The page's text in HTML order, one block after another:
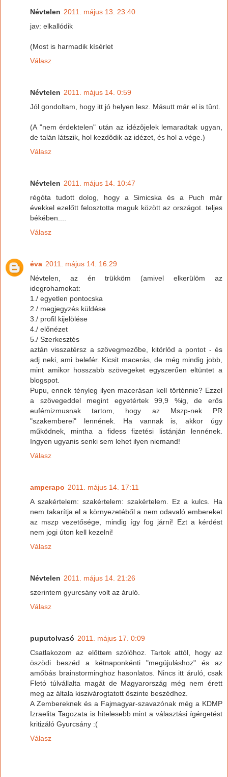
Névtelen 2011. május 13. 23:40
jav: elkallódik
(Most is harmadik kísérlet
Válasz
Névtelen 2011. május 14. 0:59
Jól gondoltam, hogy itt jó helyen lesz. Másutt már el is tûnt.
(A "nem érdektelen" után az idézôjelek lemaradtak ugyan,
de talán látszik, hol kezdôdik az idézet, és hol a vége.)
Válasz
Névtelen 2011. május 14. 10:47
régóta tudott dolog, hogy a Simicska és a Puch már
évekkel ezelőtt felosztotta maguk között az országot. teljes
békében....
Válasz
éva 2011. május 14. 16:29
Névtelen, az én trükköm (amivel elkerülöm az
idegrohamokat:
1./ egyetlen pontocska
2./ megjegyzés küldése
3./ profil kijelölése
4./ előnézet
5./ Szerkesztés
aztán visszatérsz a szövegmezőbe, kitörlöd a pontot - és
adj neki, ami belefér. Kicsit macerás, de még mindig jobb,
mint amikor hosszabb szövegeket egyszerűen eltüntet a
blogspot.
Pupu, ennek tényleg ilyen macerásan kell történnie? Ezzel
a szövegeddel megint egyetértek 99,9 %ig, de erős
eufémizmusnak tartom, hogy az Mszp-nek PR
"szakemberei" lennének. Ha vannak is, akkor úgy
működnek, mintha a fidess fizetési listánján lennének.
Ingyen ugyanis senki sem lehet ilyen niemand!
Válasz
amperapo 2011. május 14. 17:11
A szakértelem: szakértelem: szakértelem. Ez a kulcs. Ha
nem takarítja el a környezetéből a nem odavaló embereket
az mszp vezetősége, mindig így fog járni! Ezt a kérdést
nem jogi úton kell kezelni!
Válasz
Névtelen 2011. május 14. 21:26
szerintem gyurcsány volt az áruló.
Válasz
puputolvasó 2011. május 17. 0:09
Csatlakozom az előttem szólóhoz. Tartok attól, hogy az
öszödi beszéd a kétnaponkénti "megújuláshoz" és az
amőbás brainstorminghoz hasonlatos. Nincs itt áruló, csak
Fletó túlvállalta magát de Magyarország még nem érett
meg az általa kiszivárogtatott őszinte beszédhez.
A Zembereknek és a Fajmagyar-szavazónak még a KDMP
Izraelita Tagozata is hitelesebb mint a választási ígérgetést
kritizáló Gyurcsány :(
Válasz